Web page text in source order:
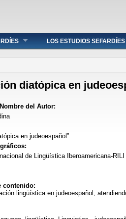
LOS ESTUDIOS
usted aquí
diatópica en
del Autor:
en judeoespañol”
de Lingüística Iberoamericana-RILI
contenido:
lingüística en judeoespañol,